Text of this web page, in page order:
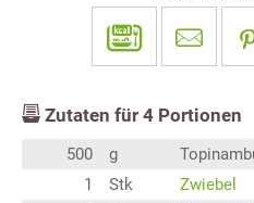
Zutaten für 4 Portionen
500 g
1
Stk
Zwiebel